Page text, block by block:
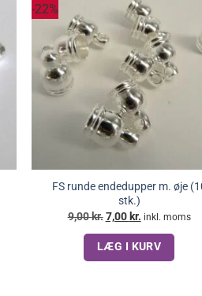
-22%
FS runde endedupper m. øje
stk.)
9,00kr.Den
pris
var:
9,00 kr..
7,00 kr.Den
pris
er:
7,00 kr..
inkl. moms
LÆG I KURV